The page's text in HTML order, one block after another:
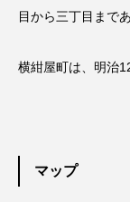
目から三丁目まで
横紺屋町は、明治
マップ